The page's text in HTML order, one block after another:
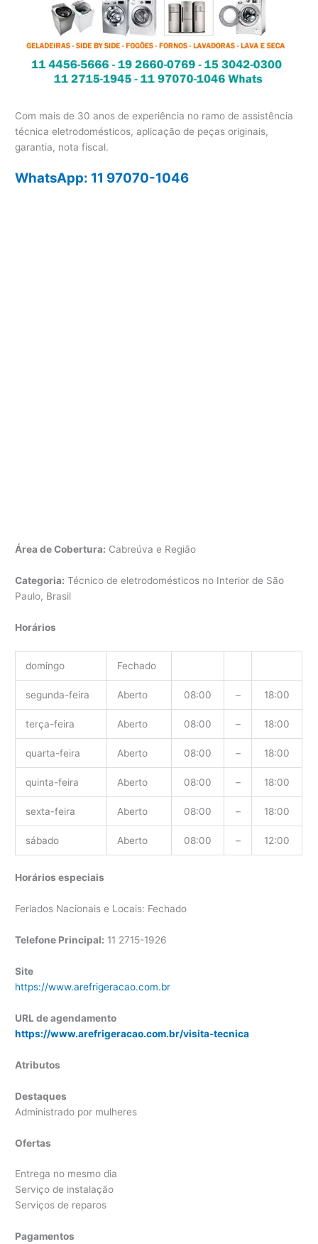
Com mais de 30 anos de experiência no ramo de assistência
técnica eletrodomésticos, aplicação de peças originais,
garantia, nota fiscal.
WhatsApp: 11 97070-1046
Área de Cobertura: Cabreúva e Região
Categoria: Técnico de eletrodomésticos no Interior de São
Paulo, Brasil
Horários
domingo Fechado
segunda-feira Aberto 08:00 – 18:00
terça-feira Aberto 08:00 – 18:00
quarta-feira Aberto 08:00 – 18:00
quinta-feira Aberto 08:00 – 18:00
sexta-feira Aberto 08:00 – 18:00
sábado Aberto 08:00 – 12:00
Horários especiais
Feriados Nacionais e Locais: Fechado
Telefone Principal: 11 2715-1926
Site
https://www.arefrigeracao.com.br
URL de agendamento
https://www.arefrigeracao.com.br/visita-tecnica
Atributos
Destaques
Administrado por mulheres
Ofertas
Entrega no mesmo dia
Serviço de instalação
Serviços de reparos
Pagamentos